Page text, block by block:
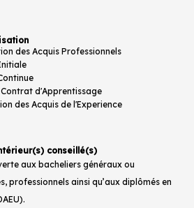
des Acquis Professionnels
d'Apprentissage
des Acquis de l'Experience
conseillé(s)
aux bacheliers généraux ou
professionnels ainsi qu’aux diplômés en